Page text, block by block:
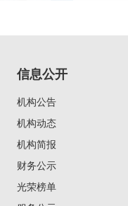
信息公开
机构公告
机构动态
机构简报
财务公示
光荣榜单